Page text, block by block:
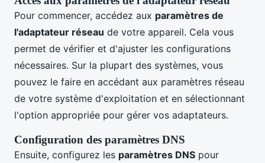
Pour commencer, accédez aux paramètres de
l'adaptateur réseau de votre appareil. Cela vous
permet de vérifier et d'ajuster les configurations
nécessaires. Sur la plupart des systèmes, vous
pouvez le faire en accédant aux paramètres réseau
de votre système d'exploitation et en sélectionnant
l'option appropriée pour gérer vos adaptateurs.
Configuration des paramètres DNS
Ensuite, configurez les paramètres DNS pour